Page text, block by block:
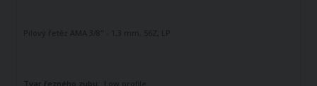
Pilový řetěz AMA 3/8" - 1,3 mm, 56Z, LP
Tvar řezného zubu: Low profile